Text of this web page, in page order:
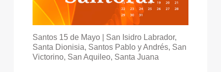
Santos 15 de Mayo | San Isidro Labrador,
Santa Dionisia, Santos Pablo y Andrés, San
Victorino, San Aquileo, Santa Juana